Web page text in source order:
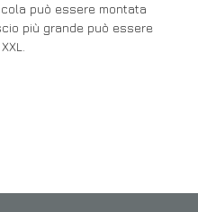
può essere montata
più grande può essere